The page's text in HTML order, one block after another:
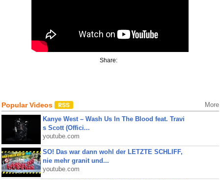
Share:
Popular Videos More
Kanye West – Wash Us In The Blood feat. Travi
s Scott (Offici...
youtube.com
SO! Das war dann wohl der LETZTE SCHLIFF,
nie mehr granit und...
youtube.com